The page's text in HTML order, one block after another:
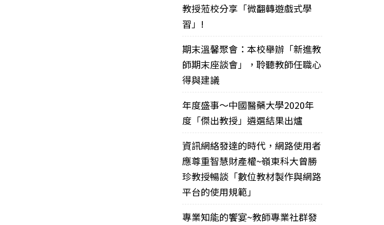
教授蒞校分享「微翻轉遊戲式學
習」!
期末溫馨聚會：本校舉辦「新進教
師期末座談會」，聆聽教師任職心
得與建議
年度盛事～中國醫藥大學2020年
度「傑出教授」遴選結果出爐
資訊網絡發達的時代，網路使用者
應尊重智慧財產權~嶺東科大曾勝
珍教授暢談「數位教材製作與網路
平台的使用規範」
專業知能的饗宴~教師專業社群發